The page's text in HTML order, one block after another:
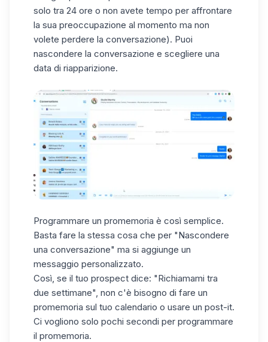
solo tra 24 ore o non avete tempo per affrontare
la sua preoccupazione al momento ma non
volete perdere la conversazione). Puoi
nascondere la conversazione e scegliere una
data di riapparizione.
Programmare un promemoria è così semplice.
Basta fare la stessa cosa che per "Nascondere
una conversazione" ma si aggiunge un
messaggio personalizzato.
Così, se il tuo prospect dice: "Richiamami tra
due settimane", non c'è bisogno di fare un
promemoria sul tuo calendario o usare un post-it.
Ci vogliono solo pochi secondi per programmare
il promemoria.